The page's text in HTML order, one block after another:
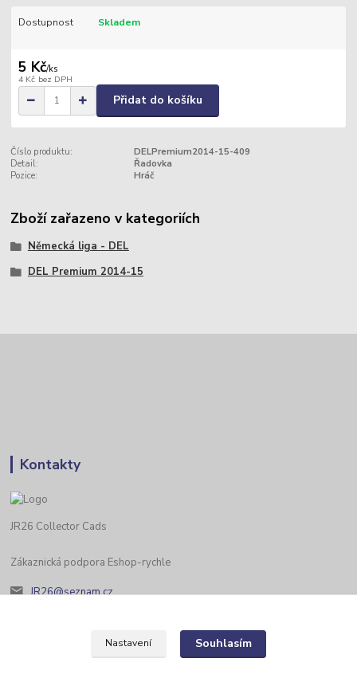
Dostupnost Skladem
5 Kč/ks
4 Kč bez DPH
Přidat do košíku
Číslo produktu:
DELPremium2014-15-409
Detail:
Řadovka
Pozice:
Hráč
Zboží zařazeno v kategoriích
Německá liga - DEL
DEL Premium 2014-15
Kontakty
JR26 Collector Cads
Zákaznická podpora Eshop-rychle
JR26@seznam.cz
Nastavení Souhlasím